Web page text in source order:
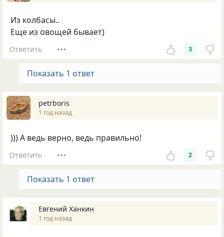
Из колбасы..
Еще из овощей бывает)
Ответить 3
Показать 1 ответ
petrboris
1 год назад
))) А ведь верно, ведь правильно!
Ответить 2
Показать 1 ответ
Евгений Ханкин
1 год назад